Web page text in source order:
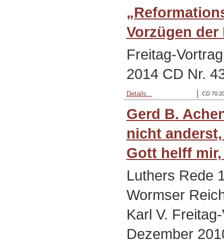
Vorzügen
Freitag-
2014 CD Nr.
CD
Details...
Gerd B.
nicht
Gott helff
Luthers Rede
Wormser
Karl V.
Dezember